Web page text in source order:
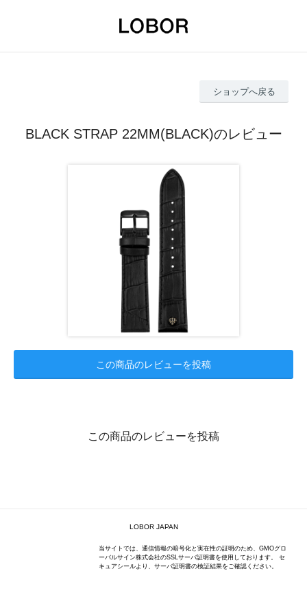
ショップへ戻る
BLACK STRAP 22MM(BLACK)のレビュー
この商品のレビューを投稿
この商品のレビューを投稿
LOBOR JAPAN
当サイトでは、通信情報の暗号化と実在性の証明のため、GMOグロ
ーバルサイン株式会社のSSLサーバ証明書を使用しております。 セ
キュアシールより、サーバ証明書の検証結果をご確認ください。